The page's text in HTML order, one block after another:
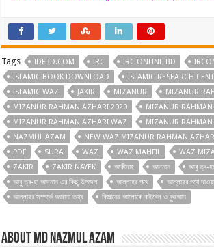
Tags IDFBD.COM IRC IRC ONLINE BD
ISLAMIC BOOK DOWNLOAD
ISLAMIC RESEARCH
ISLAMIC WAZ
JAKIR MIZANUR
MIZANUR
MIZANUR RAHMAN AZHARI 2020
MIZANUR
MIZANUR RAHMAN AZHARI WAZ
MIZANUR
NAZMUL AZAM
NEW WAZ MIZANUR RAHMAN
PDF
SURA WAZ WAZ MAHFIL
WAZ
ZAKIR
ZAKIR NAYEK আকীদাহ আদনান
আবু ত্ব-
আবু ত্ব-হা আদনান এর কিছু উপদেশ
আল্লাহর পথে
আল্লাহর পথে
আল্লাহর সম্পর্কে অজানা তথ্য
বিজ্ঞানের আলোকে বাইবেল ও কুরআন
About Md Nazmul Azam